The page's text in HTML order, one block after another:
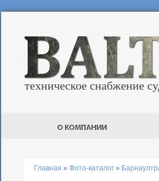
техническое снабжение
Главная » Фото-каталог »